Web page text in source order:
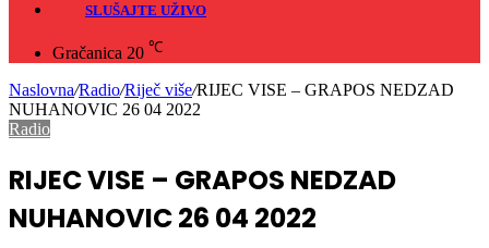
SLUŠAJTE UŽIVO
Gračanica 20 ℃
Naslovna/Radio/Riječ više/RIJEC VISE – GRAPOS NEDZAD
NUHANOVIC 26 04 2022
Radio
RIJEC VISE – GRAPOS NEDZAD
NUHANOVIC 26 04 2022